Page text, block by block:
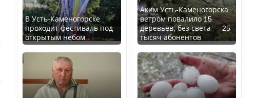
Минимальная зарплата,
алименты, экология — о
чем говорят с
избирателями
представители партий
Трамп официально
вступил в должность
президента США
В Усть-Каменогорске
проходит фестиваль под
открытым небом
Аким Усть-Каменогорска:
ветром повалило 15
деревьев, без света — 25
тысяч абонентов